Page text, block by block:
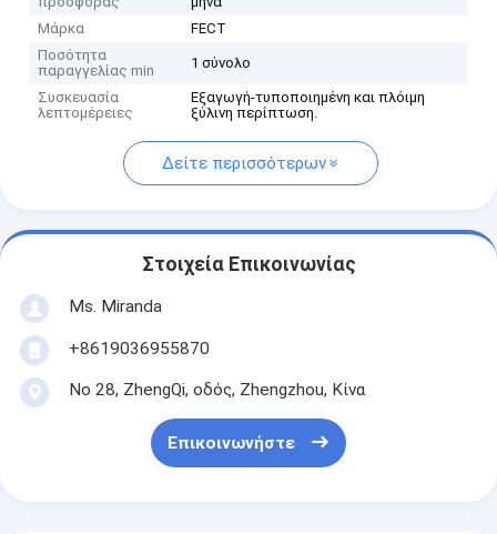
Μάρκα
FECT
Ποσότητα
παραγγελίας min
1 σύνολο
Συσκευασία
λεπτομέρειες
Εξαγωγή-τυποποιημένη και πλόιμη
ξύλινη περίπτωση.
Δείτε περισσότερων
Στοιχεία Επικοινωνίας
Ms. Miranda
+8619036955870
Νο 28, ZhengQi, οδός, Zhengzhou, Κίνα
Επικοινωνήστε